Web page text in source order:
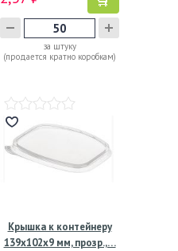
за штуку
(продается кратно коробкам)
Крышка к контейнеру
139х102х9 мм, прозр.,…